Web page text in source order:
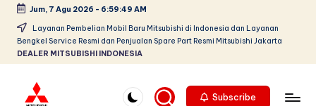
Skip
content
Jum, 7 Agu 2026 - 6:59:50 AM
Layanan Pembelian Mobil Baru Mitsubishi di Indonesia dan Layanan
Bengkel Service Resmi dan Penjualan Spare Part Resmi Mitsubishi Jakarta
DEALER MITSUBISHI INDONESIA
Subscribe